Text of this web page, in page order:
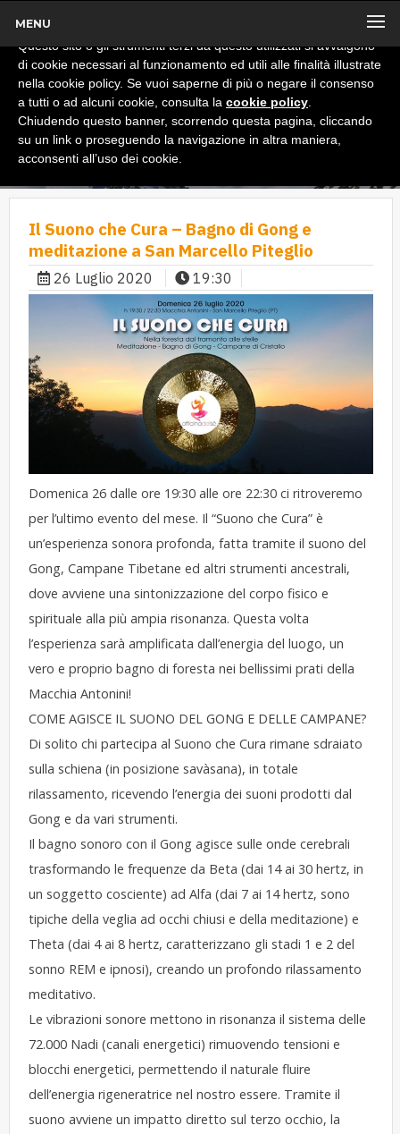
MENU
Il Suono che Cura – Bagno di Gong e
meditazione a San Marcello Piteglio
26 Luglio 2020 19:30
Domenica 26 dalle ore 19:30 alle ore 22:30 ci ritroveremo
per l’ultimo evento del mese. Il “Suono che Cura” è
un’esperienza sonora profonda, fatta tramite il suono del
Gong, Campane Tibetane ed altri strumenti ancestrali,
dove avviene una sintonizzazione del corpo fisico e
spirituale alla più ampia risonanza. Questa volta
l’esperienza sarà amplificata dall’energia del luogo, un
vero e proprio bagno di foresta nei bellissimi prati della
Macchia Antonini!
COME AGISCE IL SUONO DEL GONG E DELLE CAMPANE?
Di solito chi partecipa al Suono che Cura rimane sdraiato
sulla schiena (in posizione savàsana), in totale
rilassamento, ricevendo l’energia dei suoni prodotti dal
Gong e da vari strumenti.
Il bagno sonoro con il Gong agisce sulle onde cerebrali
trasformando le frequenze da Beta (dai 14 ai 30 hertz, in
un soggetto cosciente) ad Alfa (dai 7 ai 14 hertz, sono
tipiche della veglia ad occhi chiusi e della meditazione) e
Theta (dai 4 ai 8 hertz, caratterizzano gli stadi 1 e 2 del
sonno REM e ipnosi), creando un profondo rilassamento
meditativo.
Le vibrazioni sonore mettono in risonanza il sistema delle
72.000 Nadi (canali energetici) rimuovendo tensioni e
blocchi energetici, permettendo il naturale fluire
dell’energia rigeneratrice nel nostro essere. Tramite il
suono avviene un impatto diretto sul terzo occhio, la
x
Informativa
Questo sito o gli strumenti terzi da questo utilizzati si avvalgono
di cookie necessari al funzionamento ed utili alle finalità illustrate
nella cookie policy. Se vuoi saperne di più o negare il consenso
a tutti o ad alcuni cookie, consulta la cookie policy
Chiudendo questo banner, scorrendo questa pagina, cliccando
su un link o proseguendo la navigazione in altra maniera,
acconsenti all’uso dei cookie.